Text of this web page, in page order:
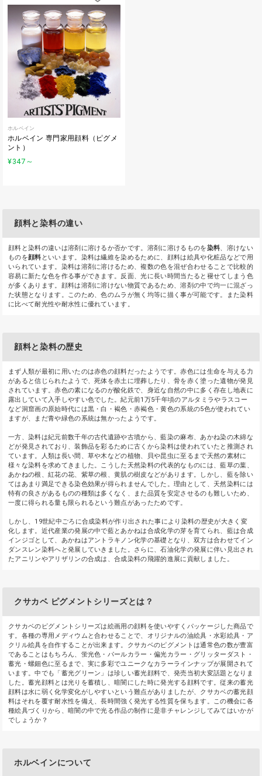
ホルベイン
ホルベイン 専門家用顔料（ピグメ
ント）
¥347 ～
顔料と染料の違い
顔料と染料の違いは溶剤に溶けるか否かです。溶剤に溶けるものを染料、溶けない
ものを顔料 といいます。染料は繊維を染めるために、顔料は絵具や化粧品などで用
いられています。染料は溶剤に溶けるため、複数の色を混ぜ合わせることで比較的
容易に新たな色を作る事ができます。反面、光に長い時間当たると褪せてしまう色
が多くあります。顔料は溶剤に溶けない物質であるため、溶剤の中で均一に混ざっ
た状態となります。このため、色のムラが無く均等に描く事が可能です。また染料
に比べて耐光性や耐水性に優れています。
顔料と染料の歴史
まず人類が最初に用いたのは赤色の顔料だったようです。赤色には生命を与える力
があると信じられたようで、死体を赤土に埋葬したり、骨を赤く塗った遺物が発見
されています。赤色の素になるのが酸化鉄で、身近な自然の中に多く存在し地表に
露出していて入手しやすい色でした。紀元前1万5千年頃のアルタミラやラスコー
など洞窟画の原始時代には黒・白・褐色・赤褐色・黄色の系統の5色が使われてい
ますが、まだ青や緑色の系統は無かったようです。
一方、染料は紀元前数千年の古代遺跡や古墳から、藍染の麻布、あかね染の木綿な
どが発見されており、装飾品を彩るために古くから染料は使われていたと推測され
ています。人類は長い間、草や木などの植物、貝や昆虫に至るまで天然の素材に
様々な染料を求めてきました。こうした天然染料の代表的なものには、藍草の葉、
あかねの根、紅花の花、紫草の根、黄肌の樹皮などがあります。しかし、藍を除い
てはあまり満足できる染色効果が得られませんでした。理由として、天然染料には
特有の良さがあるものの種類は多くなく、また品質を安定させるのも難しいため、
一度に得られる量も限られるという難点があったためです。
しかし、19世紀中ごろに合成染料が作り出された事により染料の歴史が大きく変
化します。近代産業の発展の中で藍とあかねは合成化学の芽を育てられ、藍は合成
インジゴとして、あかねはアントラキノン化学の基礎となり、双方は合わせてイン
ダンスレン染料へと発展していきました。さらに、石油化学の発展に伴い見出され
たアニリンやアリザリンの合成は、合成染料の飛躍的進展に貢献しました。
クサカベ ピグメントシリーズとは？
クサカベのピグメントシリーズは絵画用の顔料を使いやすくパッケージした商品で
す。各種の専用メディウムと合わせることで、オリジナルの油絵具・水彩絵具・ア
クリル絵具を自作することが出来ます。クサカベのピグメントは通常色の数が豊富
であることはもちろん、蛍光色・パールカラー・偏光カラー・グリッターダスト・
蓄光・螺鈿色に至るまで、実に多彩でユニークなカラーラインナップが展開されて
います。中でも「蓄光グリーン」は珍しい蓄光顔料で、発売当初大変話題となりま
した。蓄光顔料とは光りを蓄積し、暗闇にした時に発光する顔料です。従来の蓄光
顔料は水に弱く化学変化がしやすいという難点がありましたが、クサカベの蓄光顔
料はそれを覆す耐水性を備え、長時間強く発光する性質を保ちます。この機会に各
種絵具づくりから、暗闇の中で光る作品の制作に是非チャレンジしてみてはいかが
でしょうか？
ホルベインについて